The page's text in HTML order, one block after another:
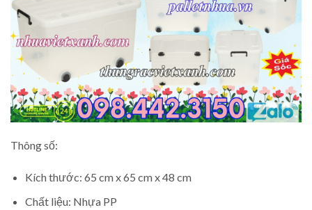
Thông số:
Kích thước: 65 cm x 65 cm x 48 cm
Chất liệu: Nhựa PP